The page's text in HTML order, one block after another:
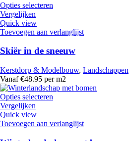
Opties selecteren
Vergelijken
Quick view
Toevoegen aan verlanglijst
Skiër in de sneeuw
Kerstdorp & Modelbouw, Landschappen
Vanaf €48.95 per m2
Opties selecteren
Vergelijken
Quick view
Toevoegen aan verlanglijst